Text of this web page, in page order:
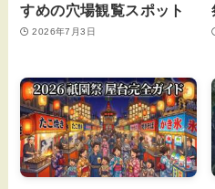
すめの穴場観覧スポット
2026年7月3日